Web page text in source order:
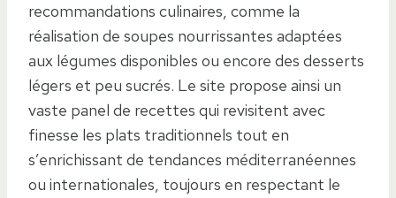
recommandations culinaires, comme la
réalisation de soupes nourrissantes adaptées
aux légumes disponibles ou encore des desserts
légers et peu sucrés. Le site propose ainsi un
vaste panel de recettes qui revisitent avec
finesse les plats traditionnels tout en
s’enrichissant de tendances méditerranéennes
ou internationales, toujours en respectant le